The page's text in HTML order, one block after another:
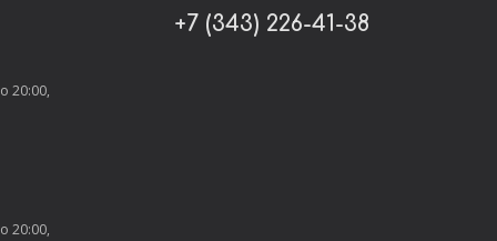
20:00,
20:00,
+7 (343) 226-41-38